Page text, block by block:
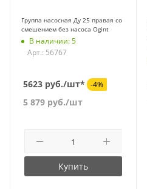
Группа насосная Ду 25 правая со
смешением без насоса Ogint
В наличии: 5
Арт.: 56767
5623 руб./шт* -4%
5 879 руб./шт
Купить